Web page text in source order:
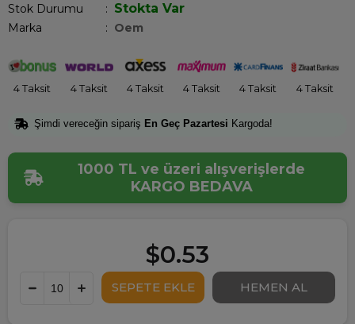
Stok Durumu : Stokta Var
Marka : Oem
4 Taksit 4 Taksit 4 Taksit 4 Taksit 4 Taksit 4 Taksit
Şimdi vereceğin sipariş En Geç Pazartesi Kargoda!
1000 TL ve üzeri alışverişlerde
KARGO BEDAVA
$0.53